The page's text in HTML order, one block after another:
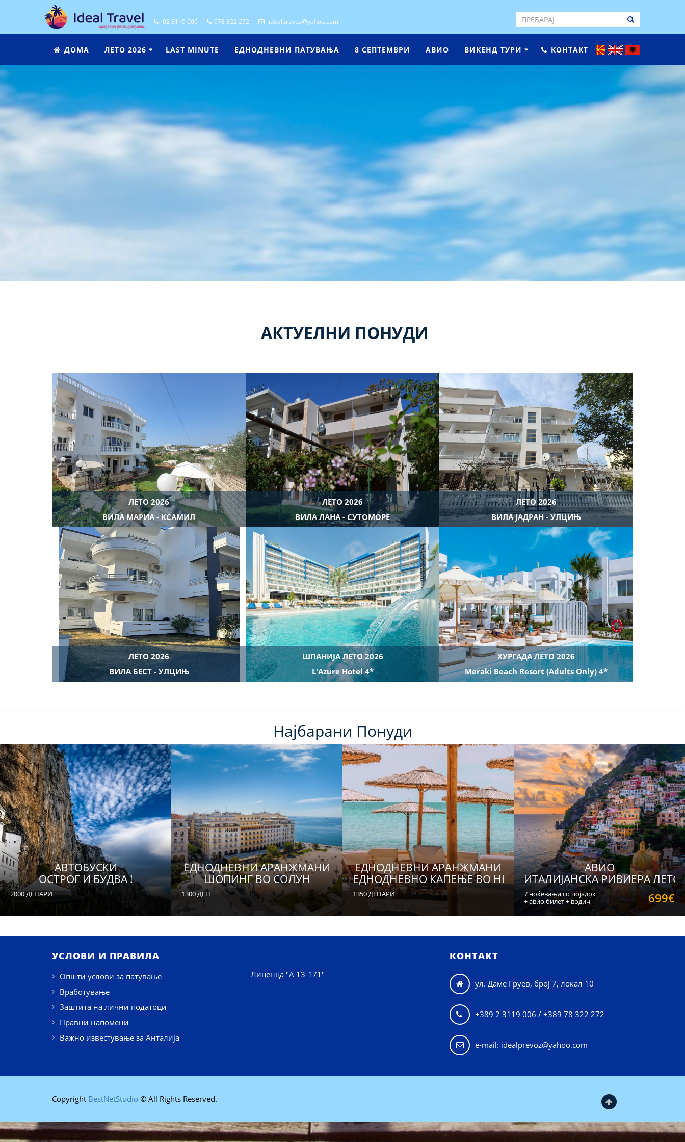
02 3119 006 078 322 272 idealprevoz@yahoo.com
 ДОМА ЛЕТО 2026 LAST MINUTE ЕДНОДНЕВНИ ПАТУВАЊА 8 СЕПТЕМВРИ АВИО ВИКЕНД ТУРИ  КОНТАКТ
АКТУЕЛНИ ПОНУДИ
ЛЕТО 2026
ВИЛА МАРИА - КСАМИЛ
ЛЕТО 2026
ВИЛА ЛАНА - СУТОМОРЕ
ЛЕТО 2026
ВИЛА ЈАДРАН - УЛЦИЊ
ЛЕТО 2026
ВИЛА БЕСТ - УЛЦИЊ
ШПАНИЈА ЛЕТО 2026
L'Azure Hotel 4*
ХУРГАДА ЛЕТО 2026
Meraki Beach Resort (Adults Only) 4*
Најбарани Понуди
АВТОБУСКИ
ОСТРОГ И БУДВА !
2000 ДЕНАРИ
ЕДНОДНЕВНИ АРАНЖМАНИ
ШОПИНГ ВО СОЛУН
1300 ДЕН
ЕДНОДНЕВНИ АРАНЖМАНИ
ЕДНОДНЕВНО КАПЕЊЕ ВО НЕА КАЛИКРАТИЈА и НЕА ФЛОГИТА
1350 ДЕНАРИ
АВИО
ИТАЛИЈАНСКА РИВИЕРА ЛЕТО
7 ноќевања со појадок
+ авио билет + водич
699€
УСЛОВИ И ПРАВИЛА
Општи услови за патување
Вработување
Заштита на лични податоци
Правни напомени
Важно известување за Анталија
Лиценца "А 13-171"
КОНТАКТ
 ул. Даме Груев, број 7, локал 10
 +389 2 3119 006 / +389 78 322 272
e-mail: idealprevoz@yahoo.com
Copyright BestNetStudio © All Rights Reserved.